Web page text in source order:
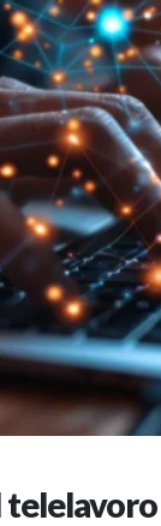
telelavoro